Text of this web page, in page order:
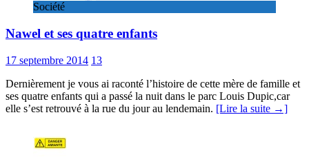
Société
Nawel et ses quatre enfants
17 septembre 2014 13
Dernièrement je vous ai raconté l’histoire de cette mère de famille et
ses quatre enfants qui a passé la nuit dans le parc Louis Dupic,car
elle s’est retrouvé à la rue du jour au lendemain. [Lire la suite →]